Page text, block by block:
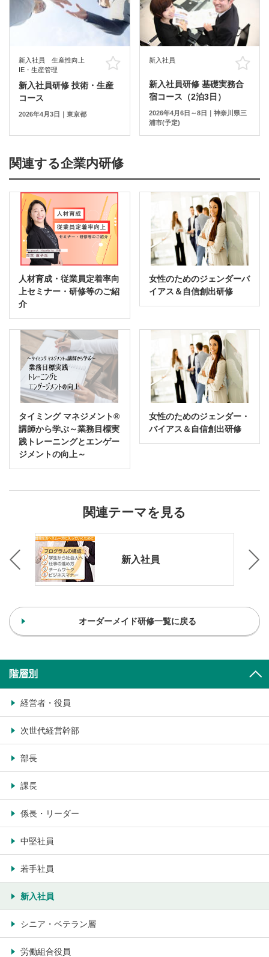
新入社員 生産性向上
IE・生産管理
お気に入り
新入社員研修 技術・生産
コース
2026年4月3日｜東京都
新入社員
新入社員研修 基礎実務合
宿コース（2泊3日）
2026年4月6日～8日｜神奈川県三
浦市(予定)
関連する企業内研修
人材育成・従業員定着率向
上セミナー・研修等のご紹
介
女性のためのジェンダーバ
イアス＆自信創出研修
タイミング マネジメント®
講師から学ぶ～業務目標実
践トレーニングとエンゲー
ジメントの向上～
女性のためのジェンダー・
バイアス＆自信創出研修
関連テーマを見る
新入社員
オーダーメイド研修一覧に戻る
階層別
経営者・役員
次世代経営幹部
部長
課長
係長・リーダー
中堅社員
若手社員
新入社員
シニア・ベテラン層
労働組合役員